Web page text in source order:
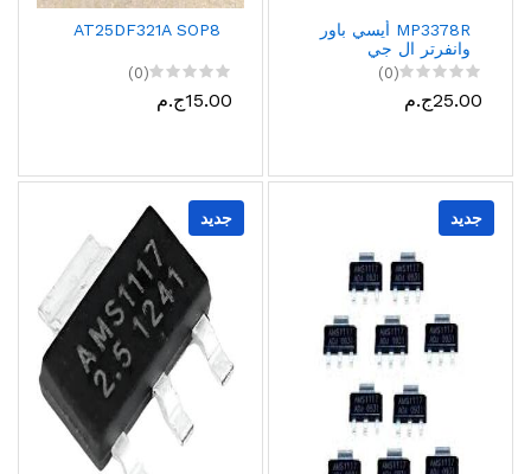
MP3378R أيسي باور
وانفرتر ال جي
(0)
25.00ج.م
AT25DF321A SOP8
(0)
15.00ج.م
جديد جديد